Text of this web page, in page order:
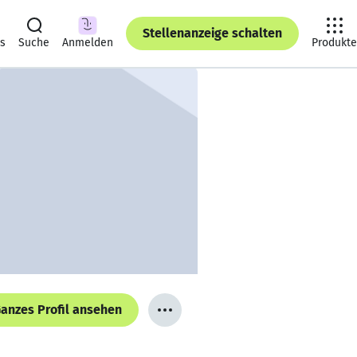
Suche Anmelden
Stellenanzeige schalten
Produkte
Profil ansehen